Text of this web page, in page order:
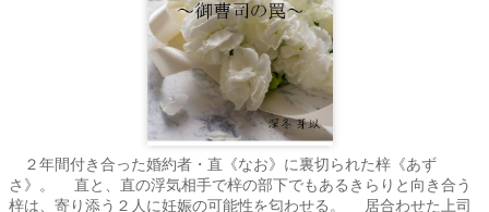
２年間付き合った婚約者・直《なお》に裏切られた梓《あず
さ》。 直と、直の浮気相手で梓の部下でもあるきらりと向き合う
梓は、寄り添う２人に妊娠の可能性を匂わせる。 居合わせた上司